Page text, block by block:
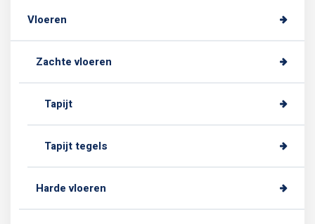
Vloeren
Zachte vloeren
Tapijt
Tapijt tegels
Harde vloeren